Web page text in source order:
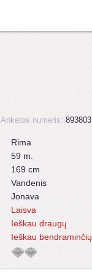
Anketos numeris: 893803
Rima
59 m.
169 cm
Vandenis
Jonava
Laisva
Ieškau draugų
Ieškau bendraminčių